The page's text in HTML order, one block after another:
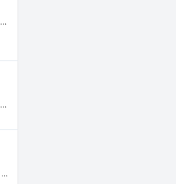
民謡クルセイダーズの約3年ぶりとなる新作「日本民謡より愛をこめて」（英題：From Japan with Love）が6月26日にCD、7月17日にアナログ盤で発売されることが決定。北米では名門ブルーノートからのリリースとなる。アルバムのリリースに先駆けて、先行シングル「花笠音頭」の配信が昨日4月24日にスタートし、YouTubeでミュージックビデオが公開された。
7月18日と19日に北海道・いわみざわ公園にて行われる野外フェス「JOIN ALIVE 2026」の出演アーティスト第3弾が発表された。
CHO CO PA CO CHO CO QUIN QUINが出演する音楽番組「tiny desk concerts JAPAN」が、2月22日より順次NHK WORLD-JAPANおよびNHK総合で放送される。